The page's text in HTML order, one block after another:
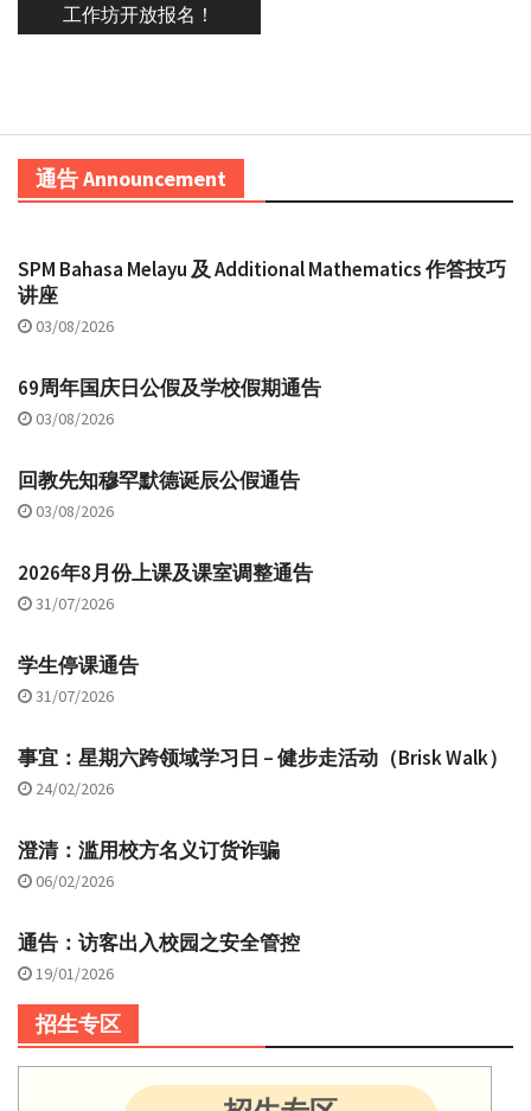
工作坊开放报名！
通告 Announcement
SPM Bahasa Melayu 及 Additional Mathematics 作答技巧
讲座
03/08/2026
69周年国庆日公假及学校假期通告
03/08/2026
回教先知穆罕默德诞辰公假通告
03/08/2026
2026年8月份上课及课室调整通告
31/07/2026
学生停课通告
31/07/2026
事宜：星期六跨领域学习日 – 健步走活动（Brisk Walk）
24/02/2026
澄清：滥用校方名义订货诈骗
06/02/2026
通告：访客出入校园之安全管控
19/01/2026
招生专区